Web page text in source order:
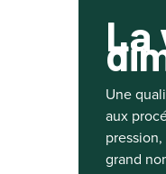
La
Une
aux
grand